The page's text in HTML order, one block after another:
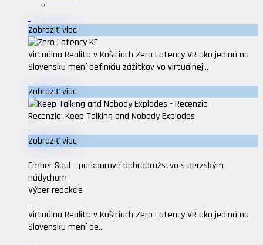
Zobraziť viac
Virtuálna Realita v Košiciach Zero Latency VR ako jediná na
Slovensku mení definíciu zážitkov vo virtuálnej...
Zobraziť viac
Recenzia: Keep Talking and Nobody Explodes
Zobraziť viac
Ember Soul – parkourové dobrodružstvo s perzským
nádychom
Výber redakcie
Virtuálna Realita v Košiciach Zero Latency VR ako jediná na
Slovensku mení de...